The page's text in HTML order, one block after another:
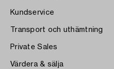
Kundservice
Transport och uthämtning
Private Sales
Värdera & sälja